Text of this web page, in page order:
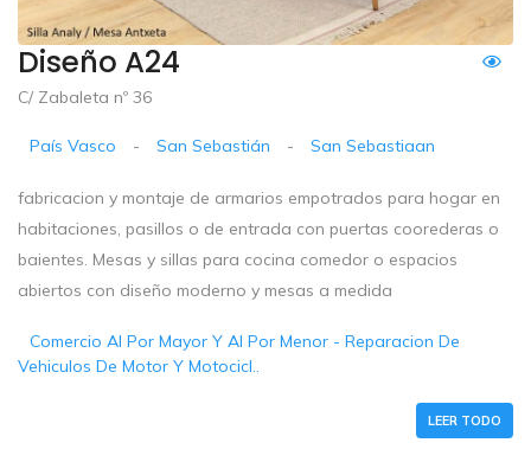
Diseño A24
C/ Zabaleta nº 36
País Vasco - San Sebastián - San Sebastiaan
fabricacion y montaje de armarios empotrados para hogar en
habitaciones, pasillos o de entrada con puertas coorederas o
baientes. Mesas y sillas para cocina comedor o espacios
abiertos con diseño moderno y mesas a medida
Comercio Al Por Mayor Y Al Por Menor - Reparacion De
Vehiculos De Motor Y Motocicl..
LEER TODO